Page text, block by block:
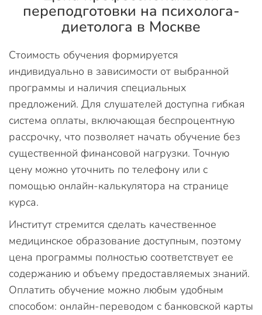
переподготовки на психолога-
диетолога в Москве
Стоимость обучения формируется
индивидуально в зависимости от выбранной
программы и наличия специальных
предложений. Для слушателей доступна гибкая
система оплаты, включающая беспроцентную
рассрочку, что позволяет начать обучение без
существенной финансовой нагрузки. Точную
цену можно уточнить по телефону или с
помощью онлайн-калькулятора на странице
курса.
Институт стремится сделать качественное
медицинское образование доступным, поэтому
цена программы полностью соответствует ее
содержанию и объему предоставляемых знаний.
Оплатить обучение можно любым удобным
способом: онлайн-переводом с банковской карты